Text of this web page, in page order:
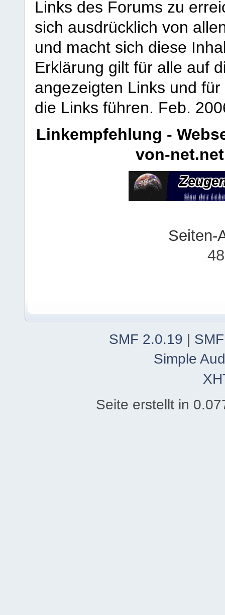
Links des Forums zu
sich ausdrücklich von
und macht sich diese
Erklärung gilt für alle auf
angezeigten Links und
die Links führen. Feb.
Linkempfehlung -
von-net.net
Seiten-
SMF 2.0.19 |
Simple
Seite erstellt in